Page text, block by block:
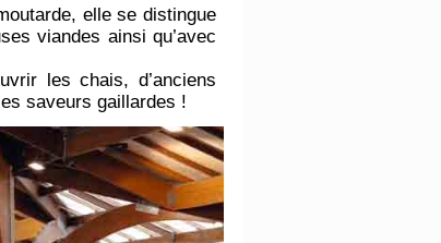
elle se distingue
viandes ainsi qu’avec
les chais, d’anciens
saveurs gaillardes !